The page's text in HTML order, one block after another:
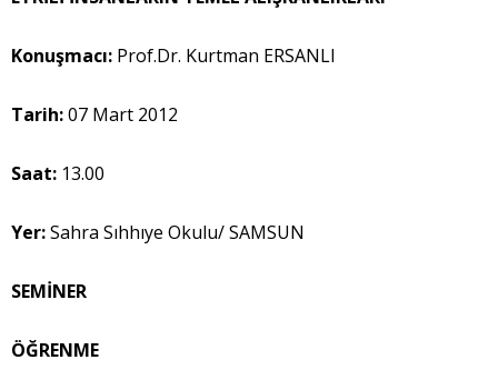
Konuşmacı: Prof.Dr. Kurtman ERSANLI
Tarih:07 Mart 2012
Saat: 13.00
Yer:Sahra Sıhhıye Okulu/ SAMSUN
SEMİNER
ÖĞRENME